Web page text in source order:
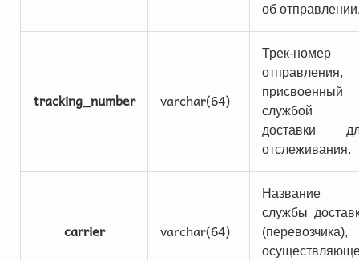
об
tracking_number varchar(64)
Трек-номер
отправления,
присвоенный
службой
доставки
отслеживания.
carrier varchar(64)
Название
службы
(перевозчика),